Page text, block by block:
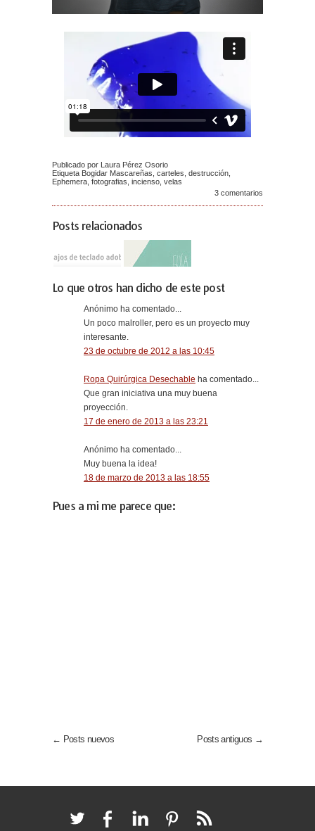
Publicado por Laura Pérez Osorio
Etiqueta Bogidar Mascareñas carteles destrucción
Ephemera fotografias incienso velas
3 comentarios
Posts relacionados
Lo que otros han dicho de este post
Anónimo ha comentado...
Un poco malroller, pero es un proyecto muy
interesante.
23 de octubre de 2012 a las 10:45
Ropa Quirúrgica Desechable ha comentado...
Que gran iniciativa una muy buena
proyección.
17 de enero de 2013 a las 23:21
Anónimo ha comentado...
Muy buena la idea!
18 de marzo de 2013 a las 18:55
Pues a mi me parece que:
← Posts nuevos Posts antiguos →